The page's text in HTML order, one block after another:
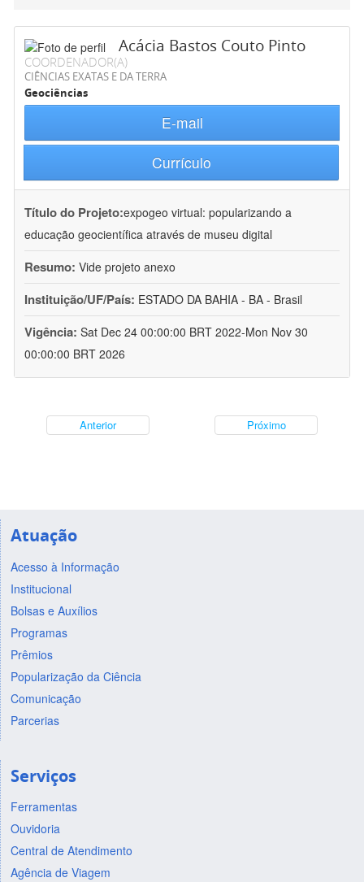
Acácia Bastos Couto Pinto
COORDENADOR(A)
CIÊNCIAS EXATAS E DA TERRA
Geociências
E-mail
Currículo
Título do Projeto:expogeo virtual: popularizando a
educação geocientífica através de museu digital
Resumo: Vide projeto anexo
Instituição/UF/País: ESTADO DA BAHIA - BA - Brasil
Vigência: Sat Dec 24 00:00:00 BRT 2022-Mon Nov 30
00:00:00 BRT 2026
Anterior Próximo
Atuação
Acesso à Informação
Institucional
Bolsas e Auxílios
Programas
Prêmios
Popularização da Ciência
Comunicação
Parcerias
Serviços
Ferramentas
Ouvidoria
Central de Atendimento
Agência de Viagem